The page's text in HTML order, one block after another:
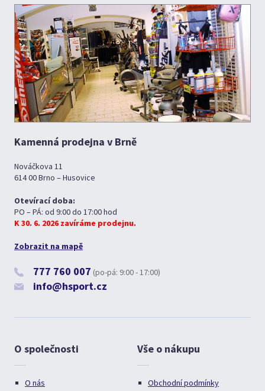
Kamenná prodejna v Brně
Nováčkova 11
614 00 Brno – Husovice
Otevírací doba:
PO – PÁ: od 9:00 do 17:00 hod
K 30. 6. 2026 zavíráme prodejnu.
Zobrazit na mapě
777 760 007 (po-pá: 9:00 - 17:00)
info@hsport.cz
O společnosti
O nás
Vše o nákupu
Obchodní podmínky